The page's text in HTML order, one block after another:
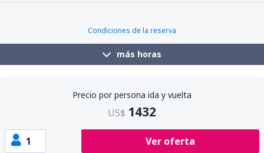
Condiciones de la reserva
más horas
Precio por persona ida y vuelta
US$ 1432
1 Ver oferta